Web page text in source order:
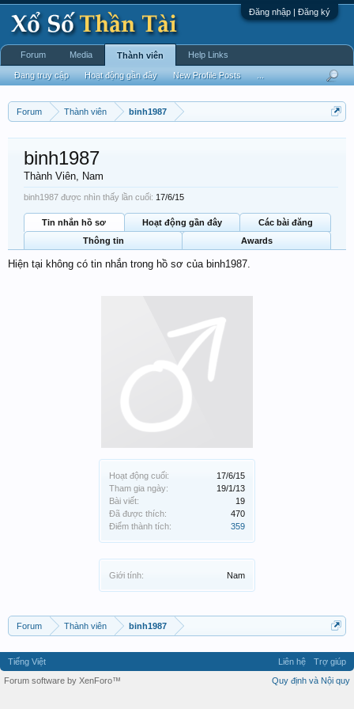
Đăng nhập | Đăng ký
Forum Thành viên binh1987
Hoạt động cuối:
17/6/15
Tham gia ngày:
19/1/13
Bài viết:
19
Đã được thích:
470
Điểm thành tích:
359
Giới tính: Nam
binh1987
Thành Viên, Nam
binh1987 được nhìn thấy lần cuối: 17/6/15
Tin nhắn hồ sơ Hoạt động gần đây
Các bài đăng
Thông tin
Awards
Hiện tại không có tin nhắn trong hồ sơ của binh1987.
Forum Thành viên binh1987
Forum Media Thành viên
Đang truy cập Hoạt động gần đây New Profile Posts
Help Links
Tiếng Việt Liên hệ
Trợ giúp
Quy định và Nội quy
Forum software by XenForo™